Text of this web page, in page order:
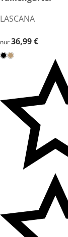
LASCANA
36,99 €
nur36,99 €